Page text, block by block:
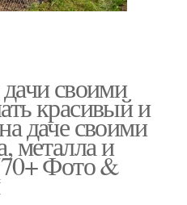
своими
красивый и
даче своими
металла и
Фото &